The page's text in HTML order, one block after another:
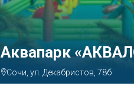
Тематический
Парк»